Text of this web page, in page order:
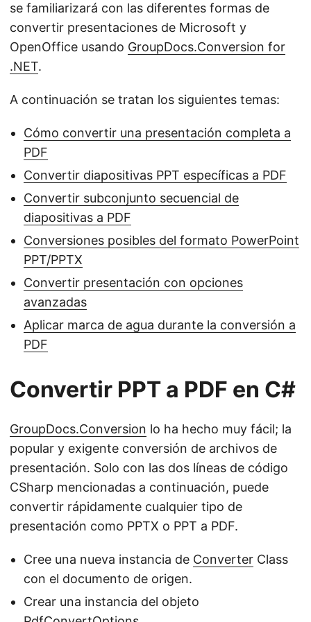
se familiarizará con las diferentes formas de
convertir presentaciones de Microsoft y
OpenOffice usando GroupDocs.Conversion for
.NET.
A continuación se tratan los siguientes temas:
Cómo convertir una presentación completa a
PDF
Convertir diapositivas PPT específicas a PDF
Convertir subconjunto secuencial de
diapositivas a PDF
Conversiones posibles del formato PowerPoint
PPT/PPTX
Convertir presentación con opciones
avanzadas
Aplicar marca de agua durante la conversión a
PDF
Convertir PPT a PDF en C#
GroupDocs.Conversion lo ha hecho muy fácil; la
popular y exigente conversión de archivos de
presentación. Solo con las dos líneas de código
CSharp mencionadas a continuación, puede
convertir rápidamente cualquier tipo de
presentación como PPTX o PPT a PDF.
Cree una nueva instancia de Converter Class
con el documento de origen.
Crear una instancia del objeto